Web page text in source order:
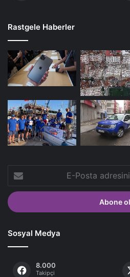
Rastgele Haberler
Posta
adresinizi
giriniz
Sosyal Medya
8.000
Takipçi